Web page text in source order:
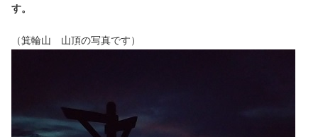
す。
（箕輪山 山頂の写真です）